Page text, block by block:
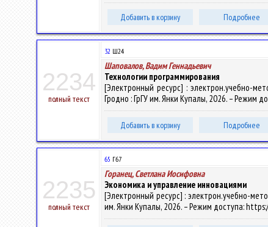
Добавить в корзину Подробнее
2234
полный текст
32 Ш24
Шаповалов, Вадим Геннадьевич
Технологии программирования
[Электронный ресурс] : электрон.учебно-
Гродно : ГрГУ им. Янки Купалы, 2026. – Режим
Добавить в корзину Подробнее
2235
полный текст
65 Г67
Горанец, Светлана Иосифовна
Экономика и управление инновациями
[Электронный ресурс] : электрон.учебно-
им. Янки Купалы, 2026. – Режим доступа: